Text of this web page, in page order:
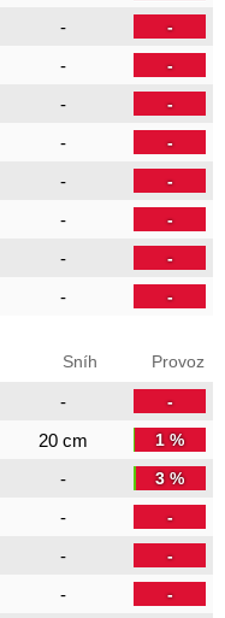
- -
- -
- -
- -
- -
- -
- -
- -
Sníh Provoz
- -
20 cm 1 %
- 3 %
- -
- -
- -